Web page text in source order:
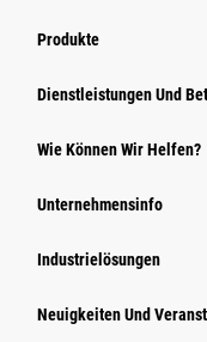
Produkte
Dienstleistungen Und
Wie Können Wir Helfen?
Unternehmensinfo
Industrielösungen
Neuigkeiten Und